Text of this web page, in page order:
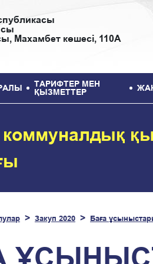
Махамбет көшесі, 110А
ТАРИФТЕР МЕН
ҚЫЗМЕТТЕР
Закуп 2020 Баға